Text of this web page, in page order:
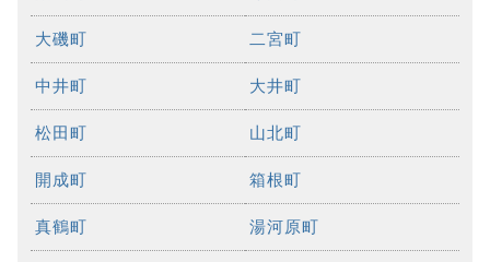
大磯町 二宮町
中井町 大井町
松田町 山北町
開成町 箱根町
真鶴町 湯河原町